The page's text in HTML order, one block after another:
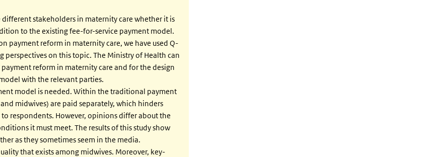
stakeholders in maternity care whether it is
to the existing fee-for-service payment model.
payment reform in maternity care, we have used Q-
on this topic. The Ministry of Health can
reform in maternity care and for the design
with the relevant parties.
model is needed. Within the traditional payment
midwives) are paid separately, which hinders
respondents. However, opinions differ about the
it must meet. The results of this study show
as they sometimes seem in the media.
that exists among midwives. Moreover, key-